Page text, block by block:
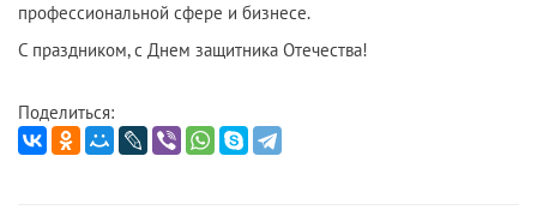
профессиональной сфере и бизнесе.
С праздником, с Днем защитника Отечества!
Поделиться: